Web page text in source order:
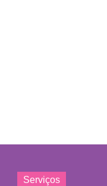
Serviços